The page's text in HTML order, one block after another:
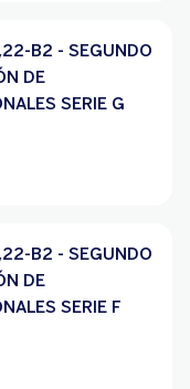
B2 - SEGUNDO
DE
SERIE G
B2 - SEGUNDO
DE
SERIE F